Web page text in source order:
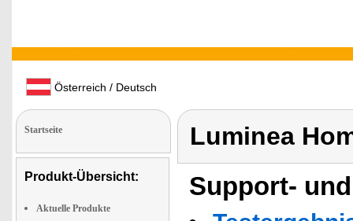
Österreich / Deutsch
Startseite
Produkt-Übersicht:
Aktuelle Produkte
Luminea
Support-